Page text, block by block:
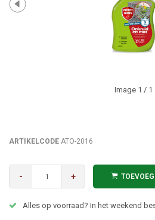
Image 1 / 1
ARTIKELCODE ATO-2016
- +
Alles op voorraad? In het weekend